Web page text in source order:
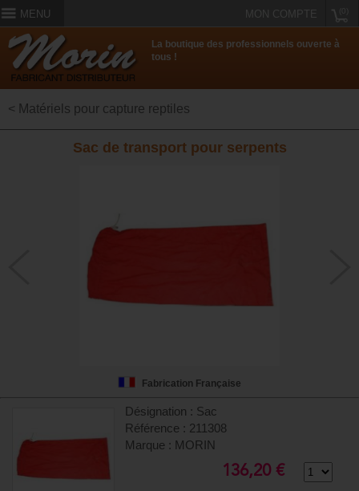
MENU MON COMPTE
La boutique des professionnels ouverte à
tous !
< Matériels pour capture reptiles
Sac de transport pour serpents
Fabrication Française
Désignation : Sac
Référence : 211308
Marque : MORIN
136,20 €